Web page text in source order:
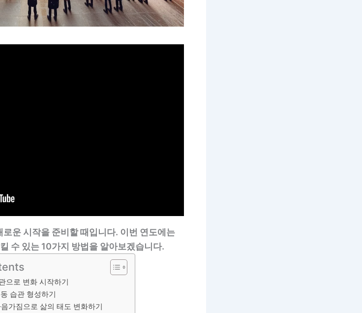
운 시작을 준비할 때입니다. 이번 연도에는
수 있는 10가지 방법을 알아보겠습니다.
으로 변화 시작하기
습관 형성하기
가짐으로 삶의 태도 변화하기